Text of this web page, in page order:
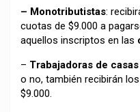
– Monotributistas:
cuotas de $9.000 a
aquellos inscriptos en las
– Trabajadoras de
o no, también recibirán
$9.000.